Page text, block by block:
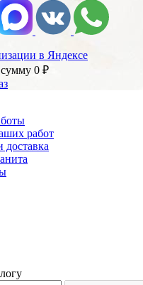
в Яндексе
0 ₽
работ
доставка